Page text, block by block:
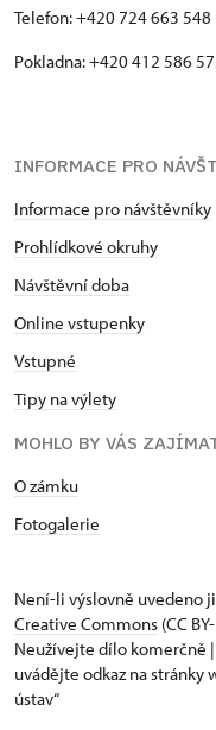
Telefon: +420 724 663 548
Pokladna: +420 412 586
INFORMACE PRO
Informace pro návštěvníky
Prohlídkové okruhy
Návštěvní doba
Online vstupenky
Vstupné
Tipy na výlety
MOHLO BY VÁS
O zámku
Fotogalerie
Není-li výslovně uvedeno
Creative Commons (CC
Neužívejte dílo komerčně
uvádějte odkaz na stránky
ústav“